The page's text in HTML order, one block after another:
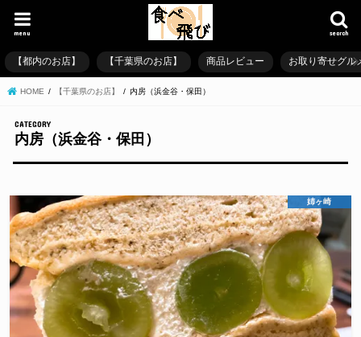
search
menu
【都内のお店】 【千葉県のお店】 商品レビュー お取り寄せグル
HOME 【千葉県のお店】 内房（浜金谷・保田）
内房（浜金谷・保田）
姉ヶ崎